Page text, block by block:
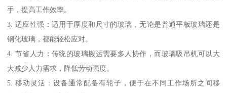
手，提高工作效率。
3. 适应性强：适用于厚度和尺寸的玻璃，无论是普通平板玻璃还是
钢化玻璃，都能轻松应对。
4. 节省人力：传统的玻璃搬运需要多人协作，而玻璃吸吊机可以大
大减少人力需求，降低劳动强度。
5. 移动灵活：设备通常配备有轮子，便于在不同工作场所之间移